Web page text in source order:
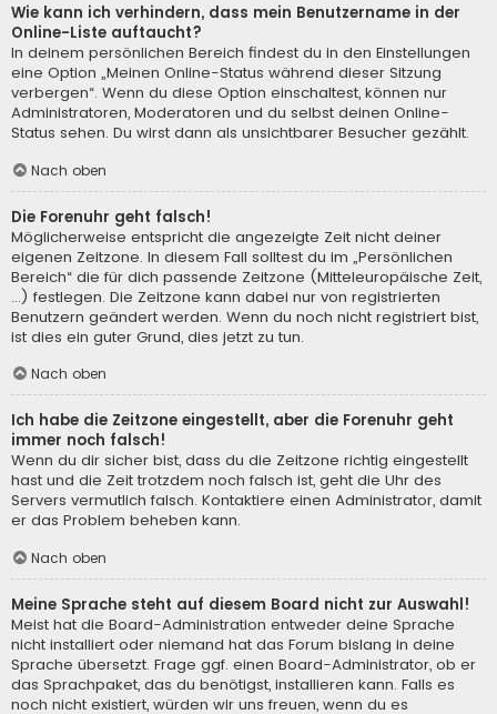
Wie kann ich verhindern, dass mein Benutzername in der
Online-Liste auftaucht?
In deinem persönlichen Bereich findest du in den Einstellungen
eine Option „Meinen Online-Status während dieser Sitzung
verbergen“. Wenn du diese Option einschaltest, können nur
Administratoren, Moderatoren und du selbst deinen Online-
Status sehen. Du wirst dann als unsichtbarer Besucher gezählt.
Nach oben
Die Forenuhr geht falsch!
Möglicherweise entspricht die angezeigte Zeit nicht deiner
eigenen Zeitzone. In diesem Fall solltest du im „Persönlichen
Bereich“ die für dich passende Zeitzone (Mitteleuropäische Zeit,
...) festlegen. Die Zeitzone kann dabei nur von registrierten
Benutzern geändert werden. Wenn du noch nicht registriert bist,
ist dies ein guter Grund, dies jetzt zu tun.
Nach oben
Ich habe die Zeitzone eingestellt, aber die Forenuhr geht
immer noch falsch!
Wenn du dir sicher bist, dass du die Zeitzone richtig eingestellt
hast und die Zeit trotzdem noch falsch ist, geht die Uhr des
Servers vermutlich falsch. Kontaktiere einen Administrator, damit
er das Problem beheben kann.
Nach oben
Meine Sprache steht auf diesem Board nicht zur Auswahl!
Meist hat die Board-Administration entweder deine Sprache
nicht installiert oder niemand hat das Forum bislang in deine
Sprache übersetzt. Frage ggf. einen Board-Administrator, ob er
das Sprachpaket, das du benötigst, installieren kann. Falls es
noch nicht existiert, würden wir uns freuen, wenn du es